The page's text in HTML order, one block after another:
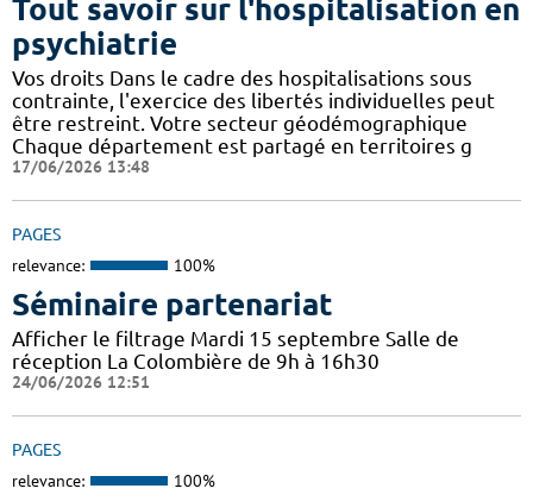
Tout savoir sur l'hospitalisation en
psychiatrie
Vos droits Dans le cadre des hospitalisations sous
contrainte, l'exercice des libertés individuelles peut
être restreint. Votre secteur géodémographique
Chaque département est partagé en territoires g
17/06/2026 13:48
PAGES
relevance: 100%
Séminaire partenariat
Afficher le filtrage Mardi 15 septembre Salle de
réception La Colombière de 9h à 16h30
24/06/2026 12:51
PAGES
relevance: 100%